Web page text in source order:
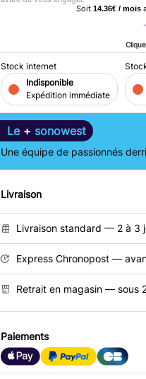
Soit 14.36€ / mois
Stock internet
Indisponible
Expédition immédiate
Le + sonowest
Une équipe de passionnés
Livraison
Livraison standard — 2 à 3
Express Chronopost —
Retrait en magasin — sous
Paiements